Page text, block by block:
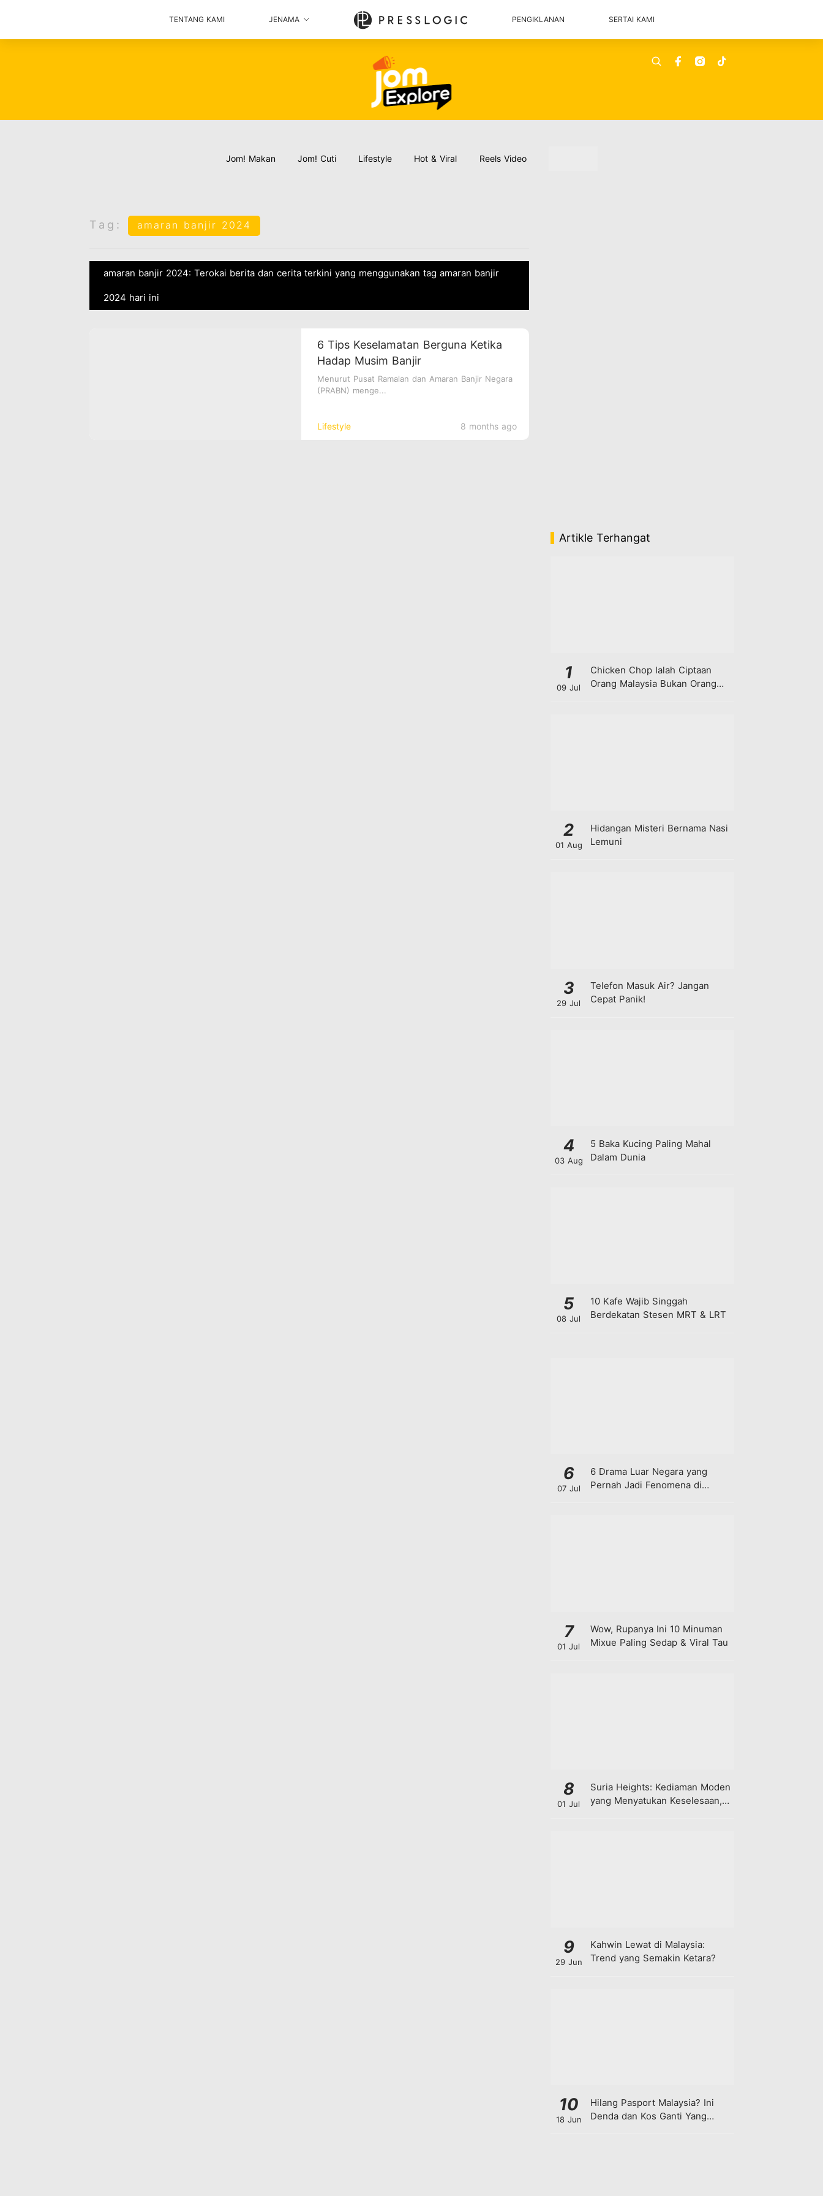
TENTANG KAMI JENAMA PENGIKLANAN SERTAI KAMI
Jom! Makan Jom! Cuti Lifestyle Hot & Viral Reels Video
Tag: amaran banjir 2024
amaran banjir 2024: Terokai berita dan cerita terkini yang menggunakan tag amaran banjir
2024 hari ini
Lifestyle 8 months ago
6 Tips Keselamatan Berguna Ketika
Hadap Musim Banjir
Menurut Pusat Ramalan dan Amaran Banjir Negara
(PRABN) menge...
Artikle Terhangat
1
09 Jul
Chicken Chop Ialah Ciptaan
Orang Malaysia Bukan Orang
2
01 Aug
Hidangan Misteri Bernama Nasi
Lemuni
3
29 Jul
Telefon Masuk Air? Jangan
Cepat Panik!
4
03 Aug
5 Baka Kucing Paling Mahal
Dalam Dunia
5
08 Jul
10 Kafe Wajib Singgah
Berdekatan Stesen MRT & LRT
6
07 Jul
6 Drama Luar Negara yang
Pernah Jadi Fenomena di
7
01 Jul
Wow, Rupanya Ini 10 Minuman
Mixue Paling Sedap & Viral Tau
8
01 Jul
Suria Heights: Kediaman Moden
yang Menyatukan Keselesaan,
9
29 Jun
Kahwin Lewat di Malaysia:
Trend yang Semakin Ketara?
10
18 Jun
Hilang Pasport Malaysia? Ini
Denda dan Kos Ganti Yang